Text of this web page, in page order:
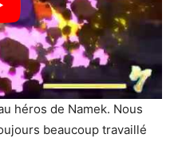
héros de Namek. Nous
beaucoup travaillé